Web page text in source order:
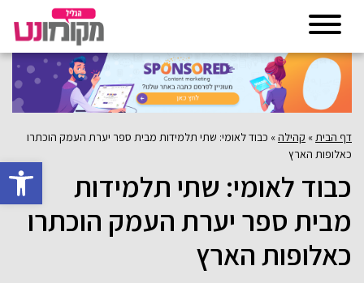
פתח
דף הבית » קהילה» כבוד לאומי: שתי תלמידות מבית ספר יערת העמק הוכתרו
כאלופות הארץ
כבוד לאומי: שתי תלמידות
מבית ספר יערת העמק הוכתרו
כאלופות הארץ